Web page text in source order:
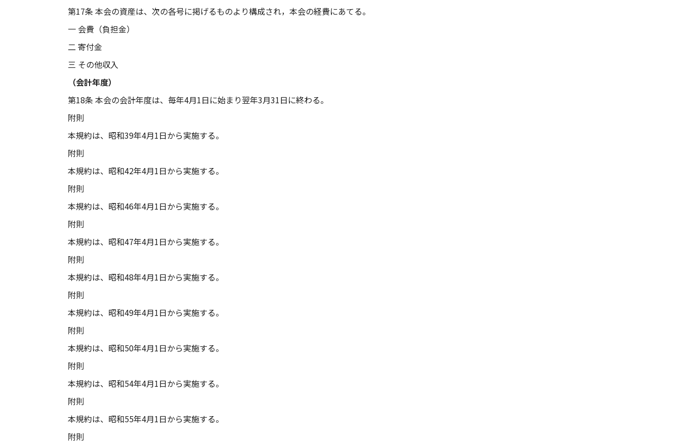
第17条 本会の資産は、次の各号に掲げるものより構成され，本会の経費にあてる。
一 会費（負担金）
二 寄付金
三 その他収入
（会計年度）
第18条 本会の会計年度は、毎年4月1日に始まり翌年3月31日に終わる。
附則
本規約は、昭和39年4月1日から実施する。
附則
本規約は、昭和42年4月1日から実施する。
附則
本規約は、昭和46年4月1日から実施する。
附則
本規約は、昭和47年4月1日から実施する。
附則
本規約は、昭和48年4月1日から実施する。
附則
本規約は、昭和49年4月1日から実施する。
附則
本規約は、昭和50年4月1日から実施する。
附則
本規約は、昭和54年4月1日から実施する。
附則
本規約は、昭和55年4月1日から実施する。
附則